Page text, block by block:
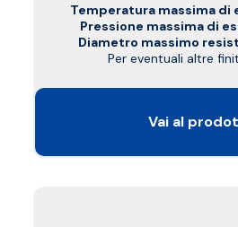
Temperatura massima di
Pressione massima di
Diametro massimo
Per eventuali altre
Vai al